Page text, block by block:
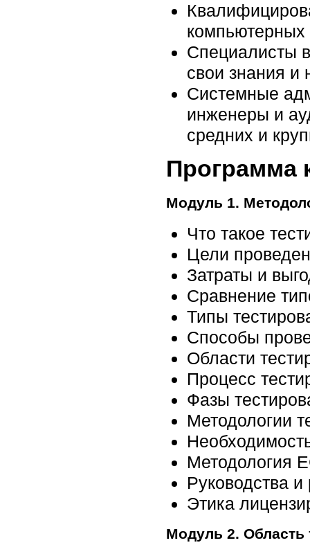
компьютерных
Специалисты
свои знания и
Системные
инженеры и
средних и
Программа
Модуль 1.
Что такое
Цели
Затраты и
Сравнение
Типы
Способы
Области
Процесс
Фазы
Методологии
Методология
Руководства
Этика
Модуль 2. Область